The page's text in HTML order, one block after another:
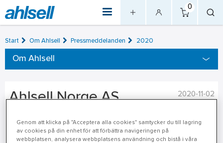
0
Start Om Ahlsell Pressmeddelanden 2020
Om Ahlsell
2020-11-02
Ahlsell Norge AS
och avloppssystem i Råde
Genom att klicka på "Acceptera alla cookies" samtycker du till lagring
av cookies på din enhet för att förbättra navigeringen på
webbplatsen, analysera webbplatsens användning och bistå i våra